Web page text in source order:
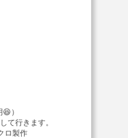
）
て行きます。
ロ製作